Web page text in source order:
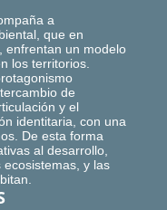
a
que en
enfrentan un modelo
los territorios.
de
y el
identitaria, con una
De esta forma
al desarrollo,
y las